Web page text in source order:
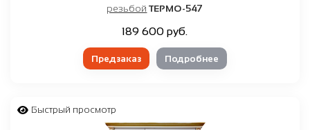
резьбой ТЕРМО-547
189 600 руб.
Предзаказ Подробнее
Быстрый просмотр